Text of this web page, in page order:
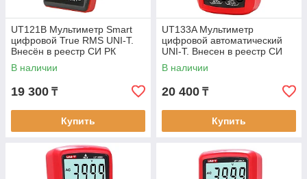
UT121B Мультиметр Smart
цифровой True RMS UNI-T.
Внесён в реестр СИ РК
В наличии
19 300 ₸
Купить
UT133A Мультиметр
цифровой автоматический
UNI-T. Внесен в реестр СИ
РК
В наличии
20 400 ₸
Купить